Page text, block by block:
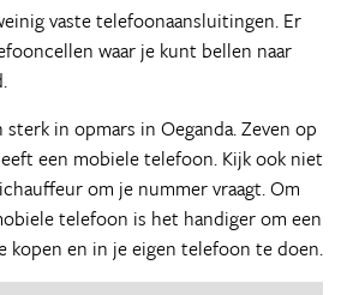
vaste telefoonaansluitingen. Er
waar je kunt bellen naar
in opmars in Oeganda. Zeven op
een mobiele telefoon. Kijk ook niet
om je nummer vraagt. Om
telefoon is het handiger om een
kopen en in je eigen telefoon te doen.